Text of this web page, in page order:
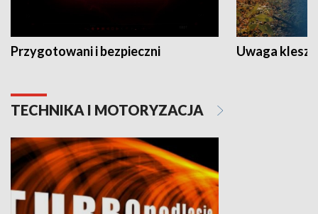
Przygotowani i bezpieczni Uwaga
TECHNIKA I MOTORYZACJA